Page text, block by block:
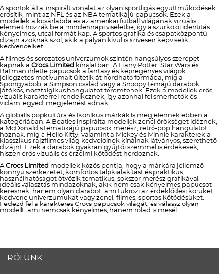
A sportok által inspirált vonalat az olyan sportligás együttműködések
erősítik, mint az NFL és az NBA tematikájú papucsok. Ezek a
modellek a kosárlabda és az amerikai futball világának vizuális
elemeit hozzák be a mindennapi viseletbe, így a szurkolói identitás
kényelmes, utcai formát kap. A sportos grafika és csapatközpontú
dizájn azoknak szól, akik a pályán kívül is szívesen képviselik
kedvenceiket.
A filmes és sorozatos univerzumok szintén hangsúlyos szerepet
kapnak a Crocs Limited kínálatban. A Harry Potter, Star Wars és
Batman ihlette papucsok a fantasy és képregényes világok
jellegzetes motívumait ültetik át hordható formába, míg a
Spongyabob, a Simpson család vagy a Snoopy témájú darabok
játékos, nosztalgikus hangulatot teremtenek. Ezek a modellek erős
vizuális karakterrel rendelkeznek, így azonnal felismerhetők és
vidám, egyedi megjelenést adnak.
A globális popkultúra és ikonikus márkák is megjelennek ebben a
kategóriában. A Beatles inspirálta modellek zenei örökséget idéznek,
a McDonald’s tematikájú papucsok merész, retró-pop hangulatot
hoznak, míg a Hello Kitty, valamint a Mickey és Minnie karakterek a
klasszikus rajzfilmes világ kedvelőinek kínálnak látványos, szerethető
dizájnt. Ezek a darabok gyakran gyűjtői szemmel is érdekesek,
hiszen erős vizuális és érzelmi kötődést hordoznak.
ACrocs Limited modellek közös pontja, hogy a márkára jellemző
könnyű szerkezetet, komfortos talpkialakítást és praktikus
használhatóságot ötvözik tematikus, sokszor merész grafikával.
Ideális választás mindazoknak, akik nem csak kényelmes papucsot
keresnek, hanem olyan darabot, ami tükrözi az érdeklődési körüket,
kedvenc univerzumukat vagy zenei, filmes, sportos kötődésüket.
Fedezd fel a karakteres Crocs papucsok világát, és válassz olyan
modellt, ami nemcsak kényelmes, hanem rólad is mesél.
RÓLUNK